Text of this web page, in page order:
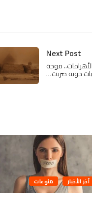
Next Post
موجة
جوية ضربت…
آخر الأخبار منوعات